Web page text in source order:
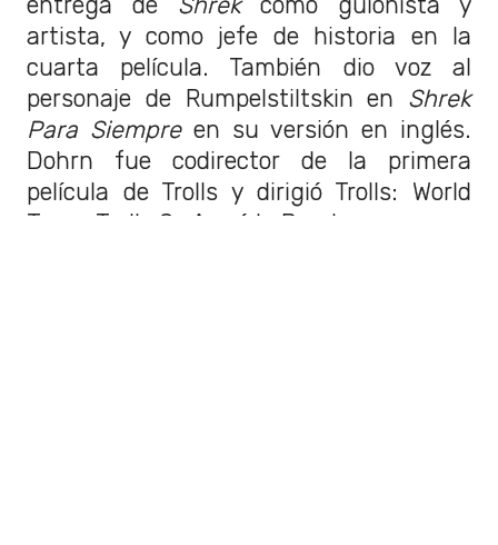
artista, y como jefe de historia en la
cuarta película. También dio voz al
personaje de Rumpelstiltskin en Shrek
Para Siempreen su versión en inglés.
Dohrn fue codirector de la primera
película de Trolls y dirigió Trolls: World
Tour y Trolls Se Armó la Banda.